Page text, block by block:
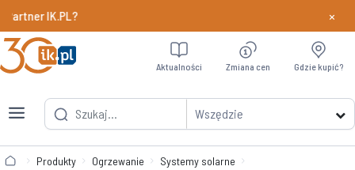
IK.PL? Dowiedz
×
Wszędzie
Aktualności Zmiana cen Gdzie kupić?
Produkty Ogrzewanie
Systemy solarne